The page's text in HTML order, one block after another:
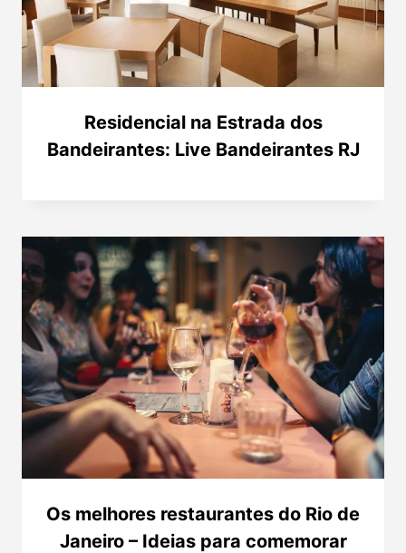
Residencial na Estrada dos
Bandeirantes: Live Bandeirantes RJ
Os melhores restaurantes do Rio de
Janeiro – Ideias para comemorar